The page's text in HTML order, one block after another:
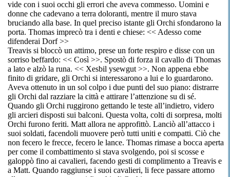
vide con i suoi occhi gli errori che aveva commesso. Uomini e
donne che cadevano a terra doloranti, mentre il muro stava
bruciando alla base. In quel preciso istante gli Orchi sfondarono la
porta. Thomas imprecò tra i denti e chiese: << Adesso come
difenderai Dorf >>
Treavis si bloccò un attimo, prese un forte respiro e disse con un
sorriso beffardo: << Così >>. Spostò di forza il cavallo di Thomas
a lato e alzò la runa. << Xesbil ysewgut >>. Non appena ebbe
finito di gridare, gli Orchi si interessarono a lui e lo guardarono.
Aveva ottenuto in un sol colpo i due punti del suo piano: distrarre
gli Orchi dal razziare la città e attirare l’attenzione su di sé.
Quando gli Orchi ruggirono gettando le teste all’indietro, videro
gli arcieri disposti sui balconi. Questa volta, colti di sorpresa, molti
Orchi furono feriti. Matt allora ne approfittò. Lanciò all’attacco i
suoi soldati, facendoli muovere però tutti uniti e compatti. Ciò che
non fecero le frecce, fecero le lance. Thomas rimase a bocca aperta
per come il combattimento si stava svolgendo, poi si scosse e
galoppò fino ai cavalieri, facendo gesti di complimento a Treavis e
a Matt. Quando raggiunse i suoi cavalieri, li fece passare attorno